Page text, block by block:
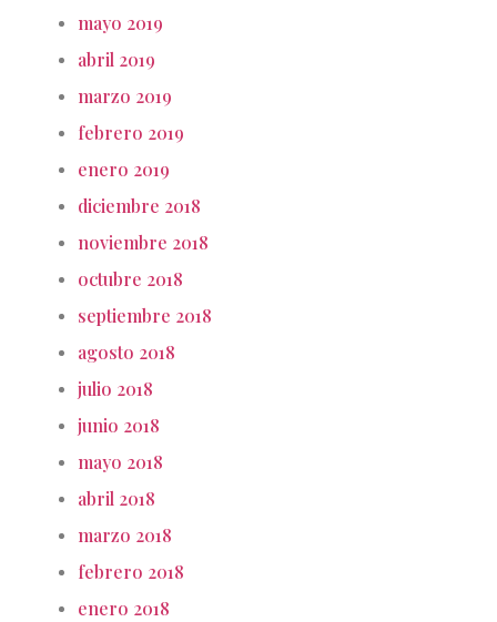
mayo 2019
abril 2019
marzo 2019
febrero 2019
enero 2019
diciembre 2018
noviembre 2018
octubre 2018
septiembre 2018
agosto 2018
julio 2018
junio 2018
mayo 2018
abril 2018
marzo 2018
febrero 2018
enero 2018